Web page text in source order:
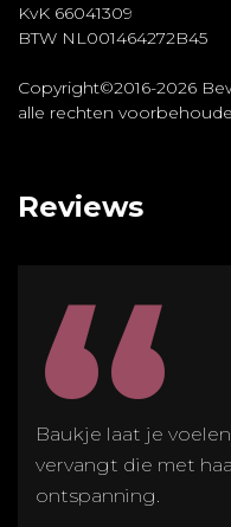
KvK 66041309
BTW NL001464272B45
Copyright©2016-2026
alle rechten
Reviews
“
Baukje laat je
vervangt die met
ontspanning.